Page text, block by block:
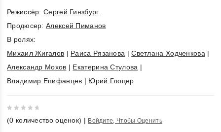
Режиссёр:Сергей Гинзбург
Продюсер:Алексей Пиманов
В ролях:
Михаил Жигалов | Раиса Рязанова |Светлана Ходченкова |
Александр Мохов | Екатерина Стулова |
Владимир Епифанцев | Юрий Глоцер
out
(0 количество оценок) | Войдите, Чтобы Оценить